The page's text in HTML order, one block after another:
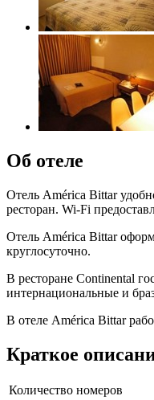
Об отеле
Отель América Bittar
ресторан. Wi-Fi
Отель América Bittar
круглосуточно.
В ресторане Continental
интернациональные и
В отеле América Bittar
Краткое
Количество номеров